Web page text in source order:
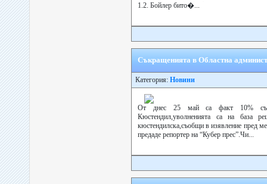
1.2. Бойлер бито�...
Съкращенията в Областна
Категория: Новини
От днес 25 май са факт 10%
Кюстендил,уволненията са на
кюстендилска,съобщи в изявление пред
предаде репортер на “Кубер прес”.Чи...